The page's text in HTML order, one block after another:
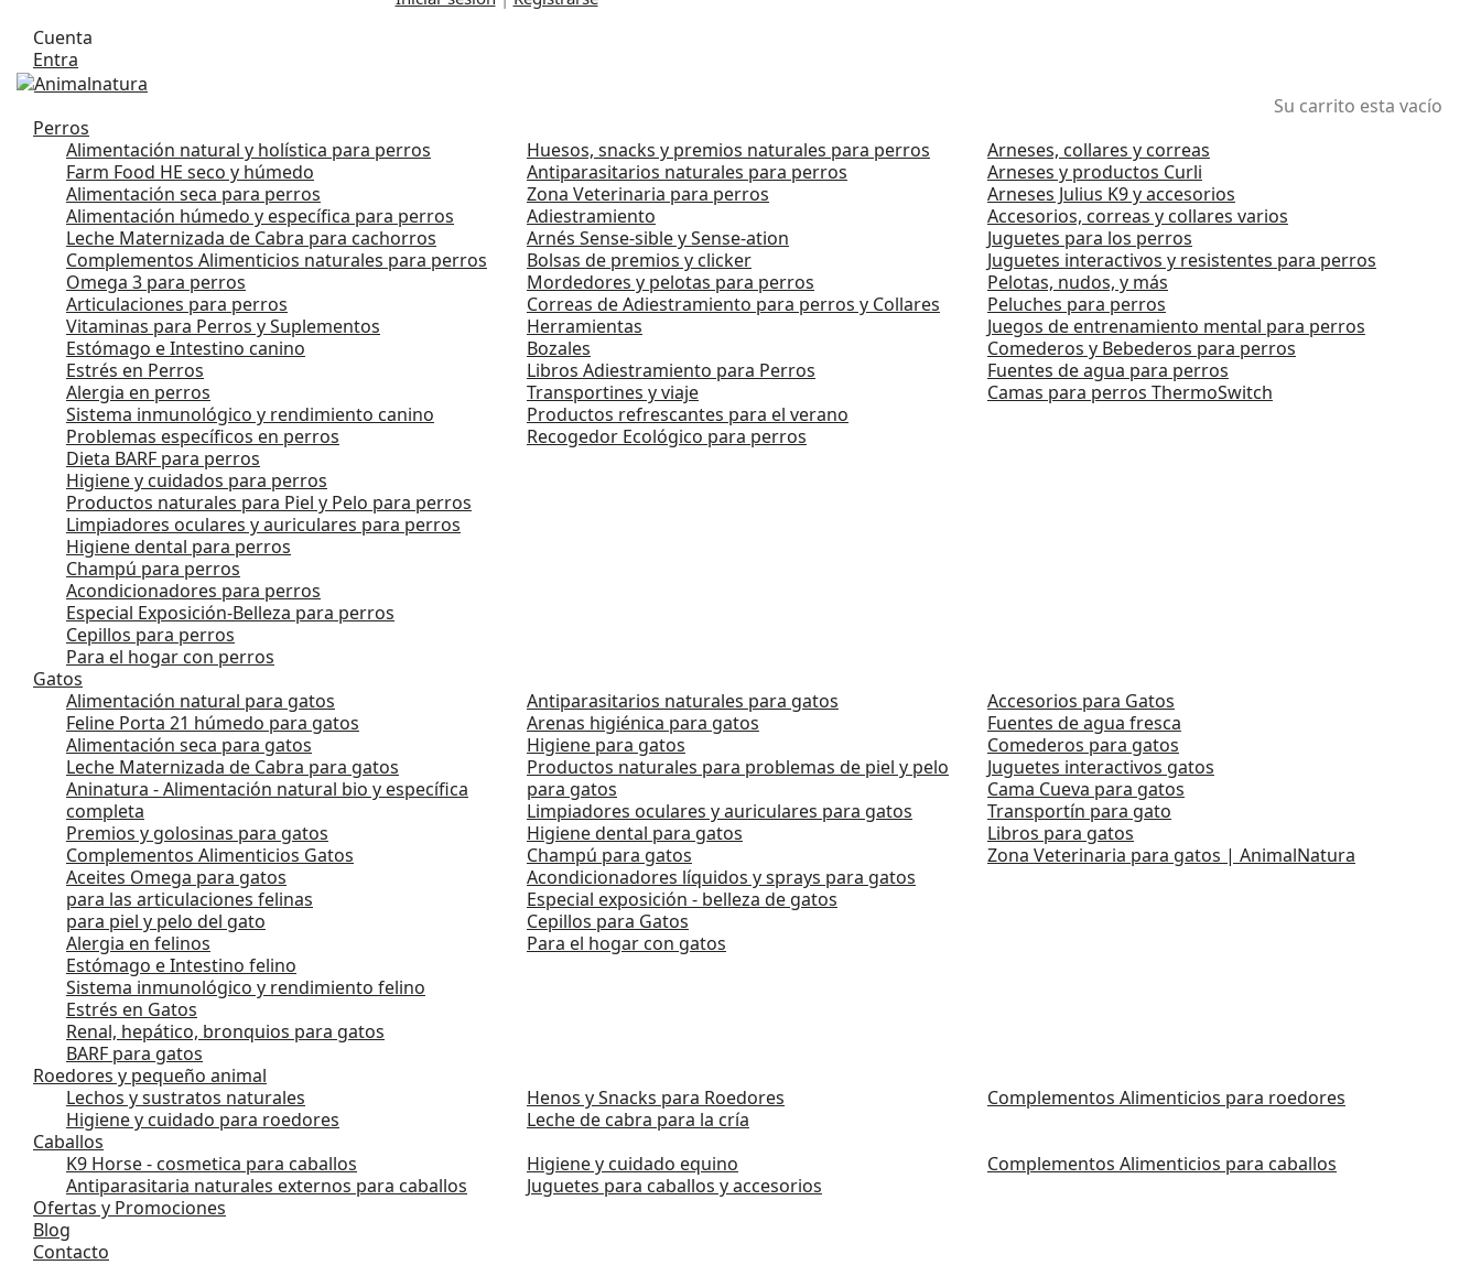
Cuenta
Entra
Su carrito esta vacío
Perros
Alimentación natural y holística para perros
Farm Food HE seco y húmedo
Alimentación seca para perros
Alimentación húmedo y específica para perros
Leche Maternizada de Cabra para cachorros
Complementos Alimenticios naturales para perros
Omega 3 para perros
Articulaciones para perros
Vitaminas para Perros y Suplementos
Estómago e Intestino canino
Estrés en Perros
Alergia en perros
Sistema inmunológico y rendimiento canino
Problemas específicos en perros
Dieta BARF para perros
Higiene y cuidados para perros
Productos naturales para Piel y Pelo para perros
Limpiadores oculares y auriculares para perros
Higiene dental para perros
Champú para perros
Acondicionadores para perros
Especial Exposición-Belleza para perros
Cepillos para perros
Para el hogar con perros
Huesos, snacks y premios naturales para perros
Antiparasitarios naturales para perros
Zona Veterinaria para perros
Adiestramiento
Arnés Sense-sible y Sense-ation
Bolsas de premios y clicker
Mordedores y pelotas para perros
Correas de Adiestramiento para perros y Collares
Herramientas
Bozales
Libros Adiestramiento para Perros
Transportines y viaje
Productos refrescantes para el verano
Recogedor Ecológico para perros
Arneses, collares y correas
Arneses y productos Curli
Arneses Julius K9 y accesorios
Accesorios, correas y collares varios
Juguetes para los perros
Juguetes interactivos y resistentes para perros
Pelotas, nudos, y más
Peluches para perros
Juegos de entrenamiento mental para perros
Comederos y Bebederos para perros
Fuentes de agua para perros
Camas para perros ThermoSwitch
Gatos
Alimentación natural para gatos
Feline Porta 21 húmedo para gatos
Alimentación seca para gatos
Leche Maternizada de Cabra para gatos
Aninatura - Alimentación natural bio y específica
completa
Premios y golosinas para gatos
Complementos Alimenticios Gatos
Aceites Omega para gatos
para las articulaciones felinas
para piel y pelo del gato
Alergia en felinos
Estómago e Intestino felino
Sistema inmunológico y rendimiento felino
Estrés en Gatos
Renal, hepático, bronquios para gatos
BARF para gatos
Antiparasitarios naturales para gatos
Arenas higiénica para gatos
Higiene para gatos
Productos naturales para problemas de piel y pelo
para gatos
Limpiadores oculares y auriculares para gatos
Higiene dental para gatos
Champú para gatos
Acondicionadores líquidos y sprays para gatos
Especial exposición - belleza de gatos
Cepillos para Gatos
Para el hogar con gatos
Accesorios para Gatos
Fuentes de agua fresca
Comederos para gatos
Juguetes interactivos gatos
Cama Cueva para gatos
Transportín para gato
Libros para gatos
Zona Veterinaria para gatos | AnimalNatura
Roedores y pequeño animal
Lechos y sustratos naturales
Henos y Snacks para Roedores
Complementos Alimenticios para roedores
Higiene y cuidado para roedores
Leche de cabra para la cría
Caballos
K9 Horse - cosmetica para caballos
Higiene y cuidado equino
Complementos Alimenticios para caballos
Antiparasitaria naturales externos para caballos
Juguetes para caballos y accesorios
Ofertas y Promociones
Blog
Contacto